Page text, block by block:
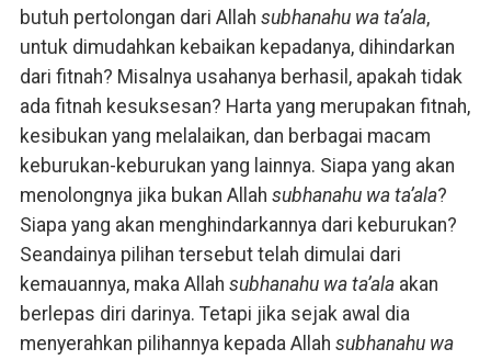
butuh pertolongan dari Allah subhanahu wa ta’ala,
untuk dimudahkan kebaikan kepadanya, dihindarkan
dari fitnah? Misalnya usahanya berhasil, apakah tidak
ada fitnah kesuksesan? Harta yang merupakan fitnah,
kesibukan yang melalaikan, dan berbagai macam
keburukan-keburukan yang lainnya. Siapa yang akan
menolongnya jika bukan Allah subhanahu wa ta’ala?
Siapa yang akan menghindarkannya dari keburukan?
Seandainya pilihan tersebut telah dimulai dari
kemauannya, maka Allah subhanahu wa ta’alaakan
berlepas diri darinya. Tetapi jika sejak awal dia
menyerahkan pilihannya kepada Allah subhanahu wa